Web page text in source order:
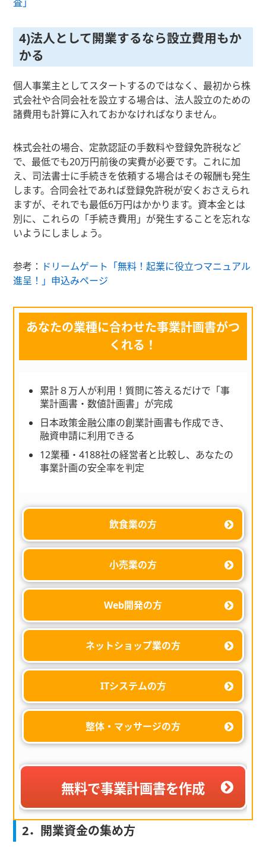
4)法人として開業するなら設立費用もか
かる
個人事業主としてスタートするのではなく、最初から株
式会社や合同会社を設立する場合は、法人設立のための
諸費用も計算に入れておかなければなりません。
株式会社の場合、定款認証の手数料や登録免許税など
で、最低でも20万円前後の実費が必要です。これに加
え、司法書士に手続きを依頼する場合はその報酬も発生
します。合同会社であれば登録免許税が安くおさえられ
ますが、それでも最低6万円はかかります。資本金とは
別に、これらの「手続き費用」が発生することを忘れな
いようにしましょう。
参考： ドリームゲート「無料！起業に役立つマニュアル
進呈！」申込みページ
あなたの業種に合わせた事業計画書がつ
くれる！
累計８万人が利用！質問に答えるだけで「事
業計画書・数値計画書」が完成
日本政策金融公庫の創業計画書も作成でき、
融資申請に利用できる
12業種・4188社の経営者と比較し、あなたの
事業計画の安全率を判定
飲食業の方
小売業の方
Web開発の方
ネットショップ業の方
ITシステムの方
整体・マッサージの方
無料で事業計画書を作成
2．開業資金の集め方